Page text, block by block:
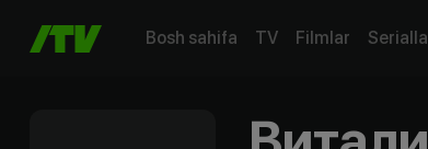
Bosh sahifa TV Filmlar